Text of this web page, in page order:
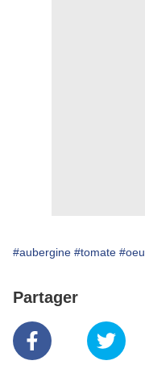
#aubergine #tomate
Partager